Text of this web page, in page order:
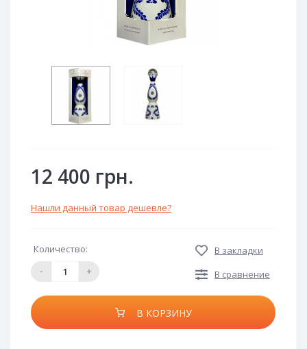
12 400 грн.
Нашли данный товар дешевле?
Количество:
-
+
В закладки
В сравнение
В КОРЗИНУ